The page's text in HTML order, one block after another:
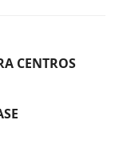
CENTROS